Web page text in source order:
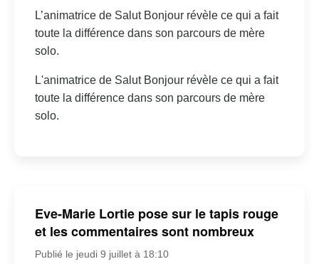
L’animatrice de Salut Bonjour révèle ce qui a fait
toute la différence dans son parcours de mère
solo.
L'animatrice de Salut Bonjour révèle ce qui a fait
toute la différence dans son parcours de mère
solo.
Eve-Marie Lortie pose sur le tapis rouge
et les commentaires sont nombreux
Publié le jeudi 9 juillet à 18:10